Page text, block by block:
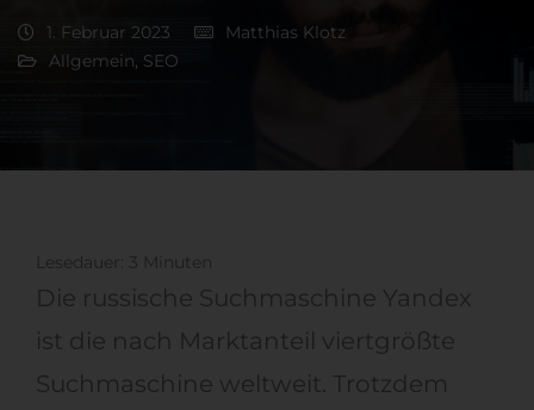
1. Februar 2023
Matthias Klotz
Allgemein, SEO
Lesedauer: 3 Minuten
Die russische Suchmaschine Yandex
ist die nach Marktanteil viertgrößte
Suchmaschine weltweit. Trotzdem